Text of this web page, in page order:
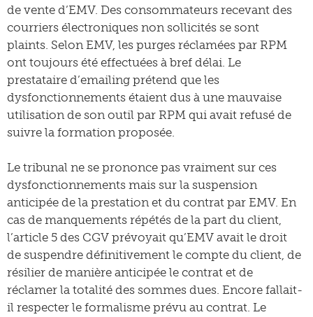
de vente d’EMV. Des consommateurs recevant des
courriers électroniques non sollicités se sont
plaints. Selon EMV, les purges réclamées par RPM
ont toujours été effectuées à bref délai. Le
prestataire d’emailing prétend que les
dysfonctionnements étaient dus à une mauvaise
utilisation de son outil par RPM qui avait refusé de
suivre la formation proposée.
Le tribunal ne se prononce pas vraiment sur ces
dysfonctionnements mais sur la suspension
anticipée de la prestation et du contrat par EMV. En
cas de manquements répétés de la part du client,
l’article 5 des CGV prévoyait qu’EMV avait le droit
de suspendre définitivement le compte du client, de
résilier de manière anticipée le contrat et de
réclamer la totalité des sommes dues. Encore fallait-
il respecter le formalisme prévu au contrat. Le